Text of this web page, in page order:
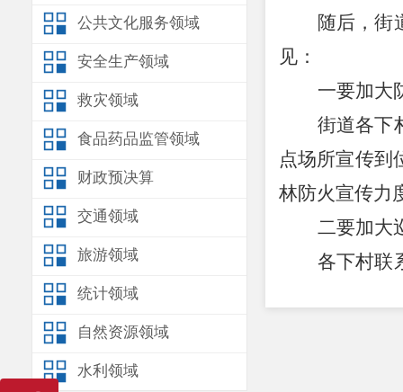
公共文化服务领域
安全生产领域
救灾领域
食品药品监管领域
财政预决算
交通领域
旅游领域
统计领域
自然资源领域
水利领域
随后，街
见：
一要加大
街道各下
点场所宣传到
林防火宣传力
二要加大
各下村联